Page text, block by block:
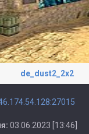
de_dust2_2x2
03.06.2023 [13:46]